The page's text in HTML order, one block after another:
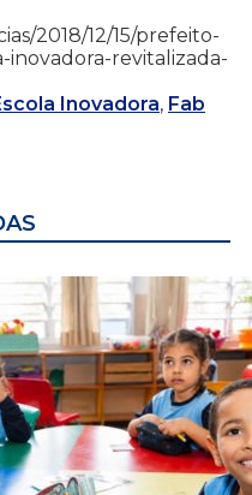
2018/12/15/prefeito-
inovadora-revitalizada-
Inovadora, Fab